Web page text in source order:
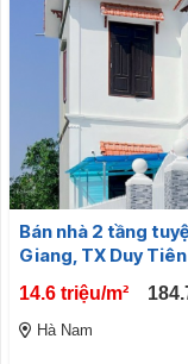
Bán nhà 2 tầng
Giang, TX Duy Tiên
14.6 triệu/m²
Hà Nam